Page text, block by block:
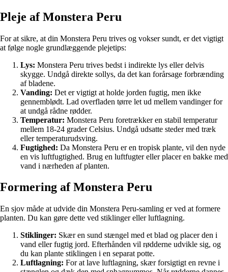
Pleje af Monstera Peru
For at sikre, at din Monstera Peru trives og vokser sundt, er det vigtigt
at følge nogle grundlæggende plejetips:
Lys: Monstera Peru trives bedst i indirekte lys eller delvis
skygge. Undgå direkte sollys, da det kan forårsage forbrænding
af bladene.
Vanding: Det er vigtigt at holde jorden fugtig, men ikke
gennemblødt. Lad overfladen tørre let ud mellem vandinger for
at undgå rådne rødder.
Temperatur: Monstera Peru foretrækker en stabil temperatur
mellem 18-24 grader Celsius. Undgå udsatte steder med træk
eller temperaturudsving.
Fugtighed: Da Monstera Peru er en tropisk plante, vil den nyde
en vis luftfugtighed. Brug en luftfugter eller placer en bakke med
vand i nærheden af planten.
Formering af Monstera Peru
En sjov måde at udvide din Monstera Peru-samling er ved at formere
planten. Du kan gøre dette ved stiklinger eller luftlagning.
Stiklinger: Skær en sund stængel med et blad og placer den i
vand eller fugtig jord. Efterhånden vil rødderne udvikle sig, og
du kan plante stiklingen i en separat potte.
Luftlagning: For at lave luftlagning, skær forsigtigt en revne i